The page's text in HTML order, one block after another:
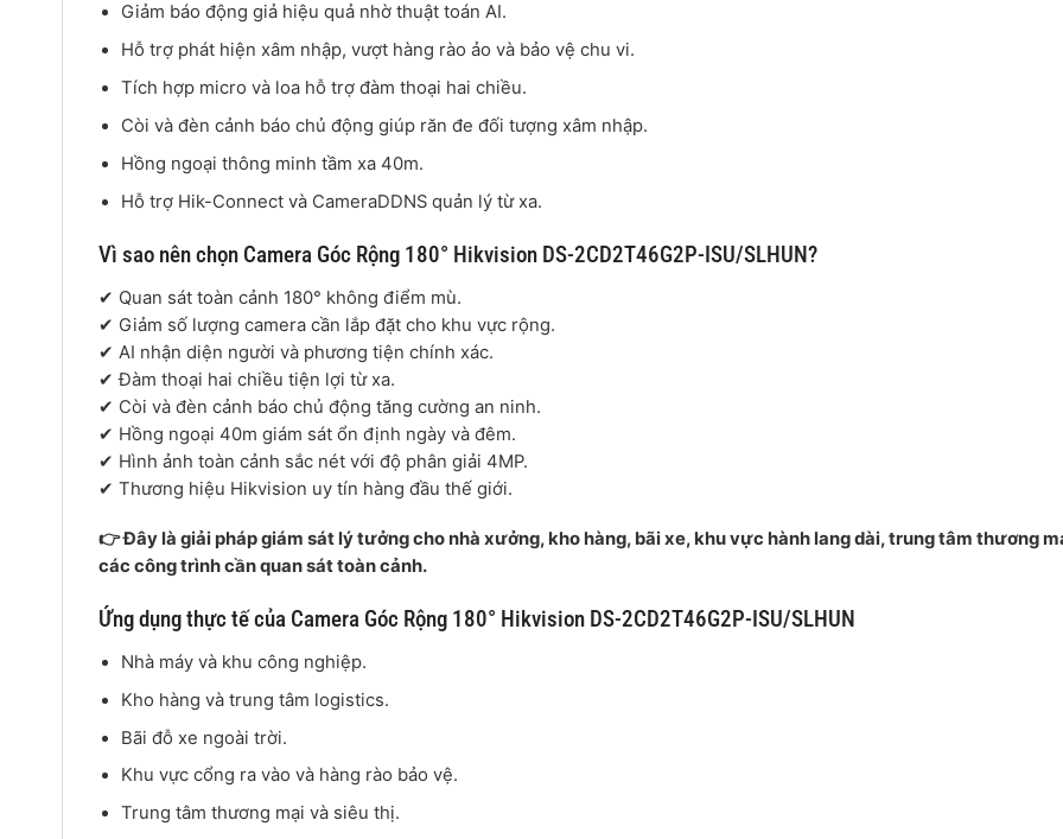
Giảm báo động giả hiệu quả nhờ thuật toán AI.
Hỗ trợ phát hiện xâm nhập, vượt hàng rào ảo và bảo vệ chu vi.
Tích hợp micro và loa hỗ trợ đàm thoại hai chiều.
Còi và đèn cảnh báo chủ động giúp răn đe đối tượng xâm nhập.
Hồng ngoại thông minh tầm xa 40m.
Hỗ trợ Hik-Connect và CameraDDNS quản lý từ xa.
Vì sao nên chọn Camera Góc Rộng 180° Hikvision DS-2CD2T46G2P-ISU/SLHUN?
✔ Quan sát toàn cảnh 180° không điểm mù.
✔ Giảm số lượng camera cần lắp đặt cho khu vực rộng.
✔ AI nhận diện người và phương tiện chính xác.
✔ Đàm thoại hai chiều tiện lợi từ xa.
✔ Còi và đèn cảnh báo chủ động tăng cường an ninh.
✔ Hồng ngoại 40m giám sát ổn định ngày và đêm.
✔ Hình ảnh toàn cảnh sắc nét với độ phân giải 4MP.
✔ Thương hiệu Hikvision uy tín hàng đầu thế giới.
👉 Đây là giải pháp giám sát lý tưởng cho nhà xưởng, kho hàng, bãi xe, khu vực hành lang dài, trung tâm thương
các công trình cần quan sát toàn cảnh.
Ứng dụng thực tế của Camera Góc Rộng 180° Hikvision DS-2CD2T46G2P-ISU/SLHUN
Nhà máy và khu công nghiệp.
Kho hàng và trung tâm logistics.
Bãi đỗ xe ngoài trời.
Khu vực cổng ra vào và hàng rào bảo vệ.
Trung tâm thương mại và siêu thị.